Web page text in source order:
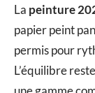
La peinture
papier peint
permis pour
L’équilibre